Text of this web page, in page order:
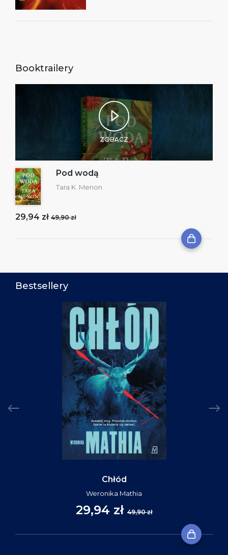
Booktrailery
ZOBACZ
Pod wodą
Tara K. Menon
29,94 zł 49,90 zł
Bestsellery
Chłód
Weronika Mathia
29,94 zł 49,90 zł